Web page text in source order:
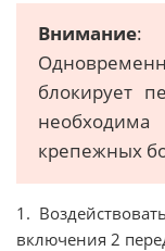
Внимание:
блокирует
крепежных
1.
включения 2